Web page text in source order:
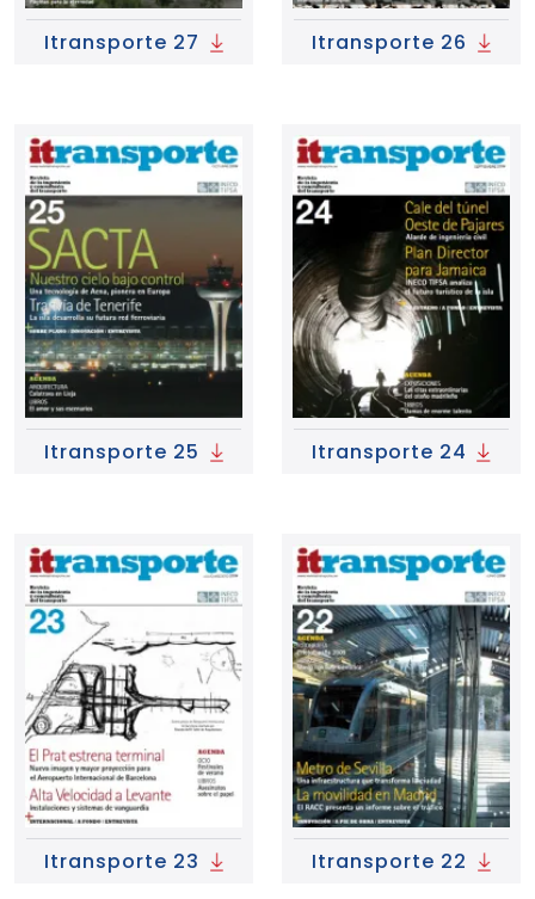
Itransporte 27 Itransporte 26
Itransporte 25 Itransporte 24
Itransporte 23 Itransporte 22